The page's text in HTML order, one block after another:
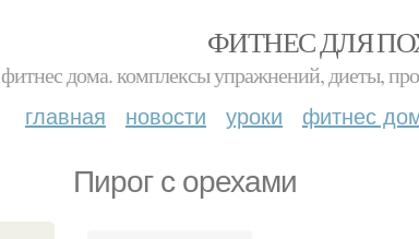
ФИТНЕС ДЛЯ
фитнес дома. комплексы упражнений, диеты,
главная новости уроки фитнес
Пирог с орехами